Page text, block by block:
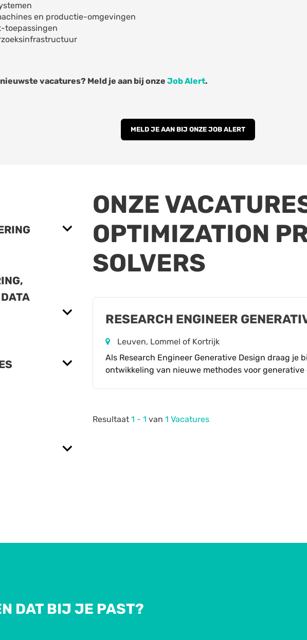
en productie-omgevingen
toepassingen
vacatures? Meld je aan bij onze Job Alert.
MELD JE AAN BIJ ONZE JOB ALERT
ONZE
OPTIMIZATION
SOLVERS
RESEARCH ENGINEER
Leuven, Lommel of Kortrijk
Als Research Engineer Generative Design draag je
ontwikkeling van nieuwe methodes voor generative
Resultaat 1 - 1 van 1 Vacatures
DAT BIJ JE PAST?